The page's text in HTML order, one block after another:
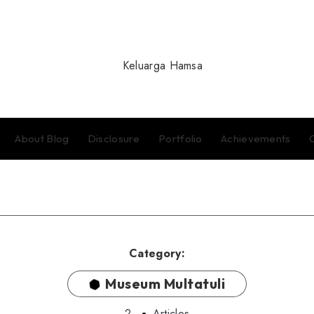
About Blog Disclosure Portfolio Achievements
Category:
Museum Multatuli